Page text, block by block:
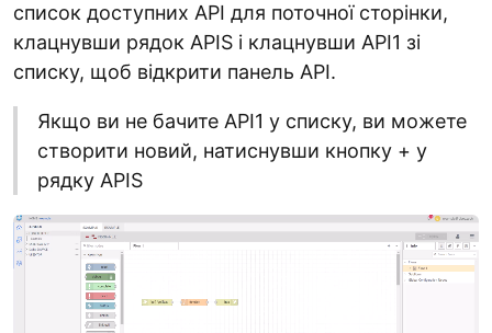
список доступних API для поточної сторінки,
клацнувши рядок APIS і клацнувши API1 зі
списку, щоб відкрити панель API.
Якщо ви не бачите API1 у списку, ви можете
створити новий, натиснувши кнопку + у
рядку APIS